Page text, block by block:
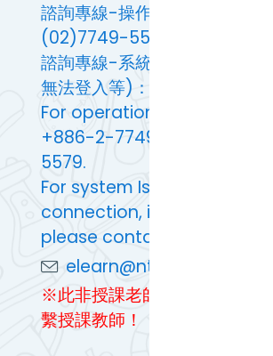
諮詢專線-操作問題：
(02)7749-5579
諮詢專線-系統問題(例：連線
無法登入等)：(02)7749-5562
For operational Issues,
+886-2-7749-5673 or
5579.
For system Issues(slow or
connection, inability to log
please contact +886-2-
elearn@ntnu.edu.tw
※此非授課老師聯絡方式，上
繫授課教師！